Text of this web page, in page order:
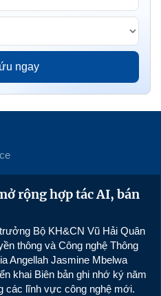
ngay
rộng hợp tác AI, bán
Bộ KH&CN Vũ Hải Quân
thông và Công nghệ Thông
Angellah Jasmine Mbelwa
khai Biên bản ghi nhớ ký năm
các lĩnh vực công nghệ mới.